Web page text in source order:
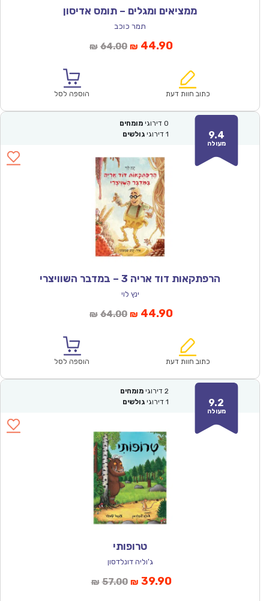
ממציאים ומגלים – תומס אדיסון
תמר כוכב
₪ 64.00המחיר
₪64.00.
₪ 44.90המחיר
הוא:
כתוב חוות דעת הוספה לסל
9.4
מעולה
0 דירוגי מומחים
1 דירוגי גולשים
הרפתקאות דוד אריה 3 – במדבר השוויצרי
ינץ לוי
₪ 64.00המחיר
₪64.00.
₪ 44.90המחיר
הוא:
כתוב חוות דעת הוספה לסל
9.2
מעולה
2 דירוגי מומחים
1 דירוגי גולשים
טרופותי
ג'וליה דונלדסון
₪ 57.00המחיר
₪ 39.90המחיר